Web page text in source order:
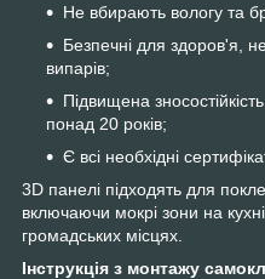
Не вбирають вологу та
Безпечні для здоров'я,
випарів;
Підвищена
понад 20 років;
Є всі необхідні
3D панелі підходять для
включаючи мокрі зони на кухні
громадських місцях.
Інструкція з монтажу